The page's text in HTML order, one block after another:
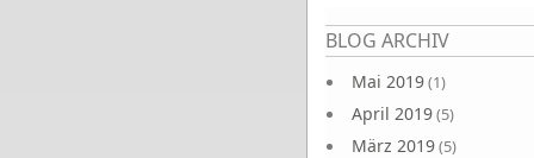
BLOG ARCHIV
Mai 2019(1)
April 2019(5)
März 2019(5)
Seiten